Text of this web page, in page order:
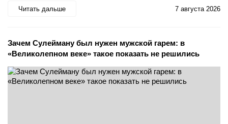
Читать дальше 7 августа 2026
Зачем Сулейману был нужен мужской гарем: в
«Великолепном веке» такое показать не решились